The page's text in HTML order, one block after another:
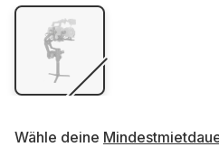
Wähle deine